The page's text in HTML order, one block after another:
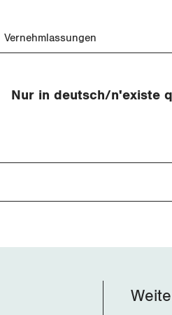
Vernehmlassungen
Nur in deutsch/n'existe